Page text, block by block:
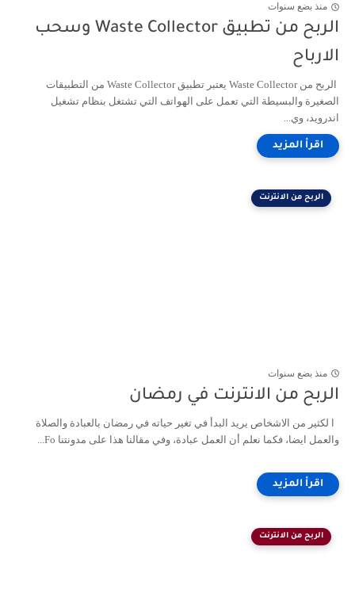
منذ بضع سنوات
الربح من تطبيق Waste Collector وسحب
الارباح
الربح من Waste Collector يعتبر تطبيق Waste Collector من التطبيقات
الصغيرة والبسيطة التي تعمل على الهواتف التي تشتغل بنظام تشغيل
اندرويد، وي...
الربح من الانترنت
منذ بضع سنوات
الربح من الانترنت في رمضان
ا لكثير من الاشخاص يريد البدأ في تغير حياته في رمضان بالعبادة والصلاة
والعمل ايضا، فكما نعلم أن العمل عبادة، وفي مقالنا هذا على مدونتنا Fo...
الربح من الانترنت